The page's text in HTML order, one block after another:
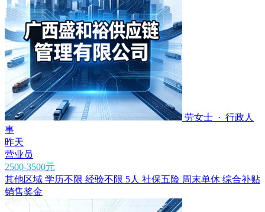
劳女士 · 行政人
事
昨天
营业员
2500-3500元
其他区域 学历不限 经验不限 5人 社保五险 周末单休 综合补贴
销售奖金